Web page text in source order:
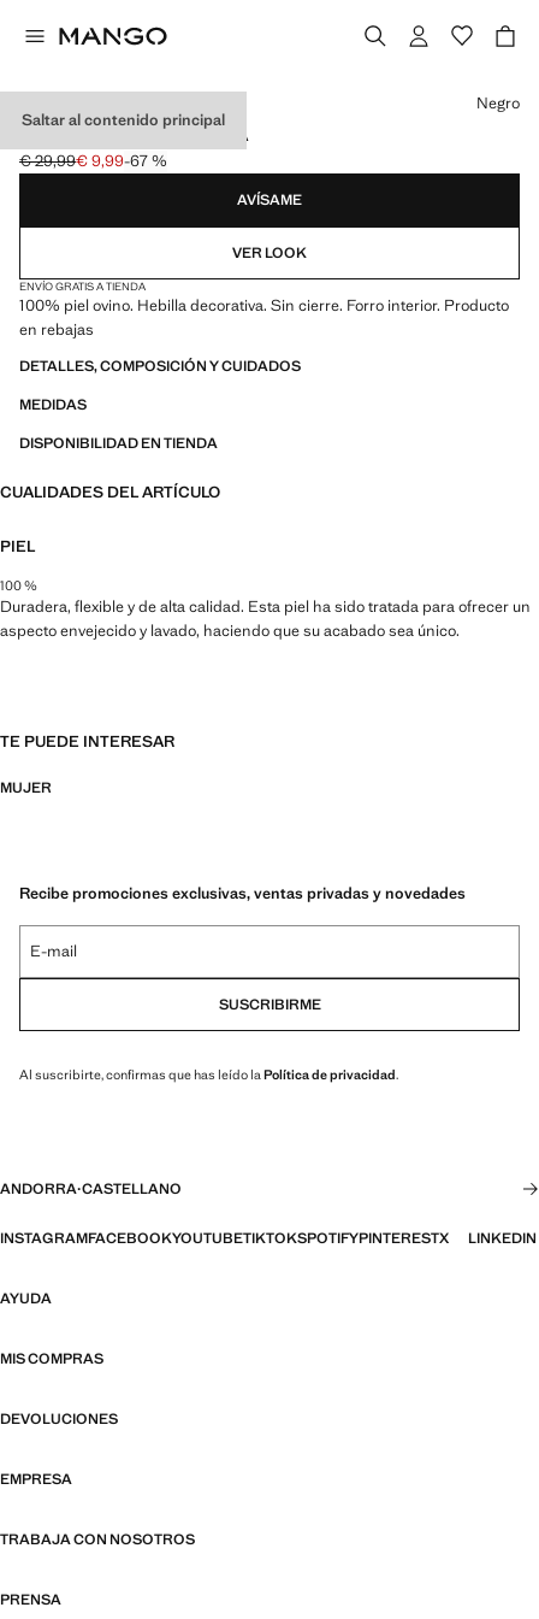
Saltar al contenido principal
GUANTES PIEL HEBILLA
Precio inicial tachado [€ 29,99 ]
€ 29,99
Precio actual [€ 9,99 ]
€ 9,99-67 %
Selecciona un color
Negro
AVÍSAME
VER LOOK
ENVÍO GRATIS A TIENDA
100% piel ovino. Hebilla decorativa. Sin cierre. Forro interior. Producto
en rebajas
DETALLES, COMPOSICIÓN Y CUIDADOS
MEDIDAS
DISPONIBILIDAD EN TIENDA
CUALIDADES DEL ARTÍCULO
PIEL
100 %
Duradera, flexible y de alta calidad. Esta piel ha sido tratada para ofrecer un
aspecto envejecido y lavado, haciendo que su acabado sea único.
TE PUEDE INTERESAR
MUJER
Recibe promociones exclusivas, ventas privadas y novedades
E-mail
SUSCRIBIRME
Al suscribirte, confirmas que has leído laPolítica de privacidad.
ANDORRA·CASTELLANO
INSTAGRAMFACEBOOKYOUTUBETIKTOKSPOTIFYPINTERESTX LINKEDIN
AYUDA
MIS COMPRAS
DEVOLUCIONES
EMPRESA
TRABAJA CON NOSOTROS
PRENSA